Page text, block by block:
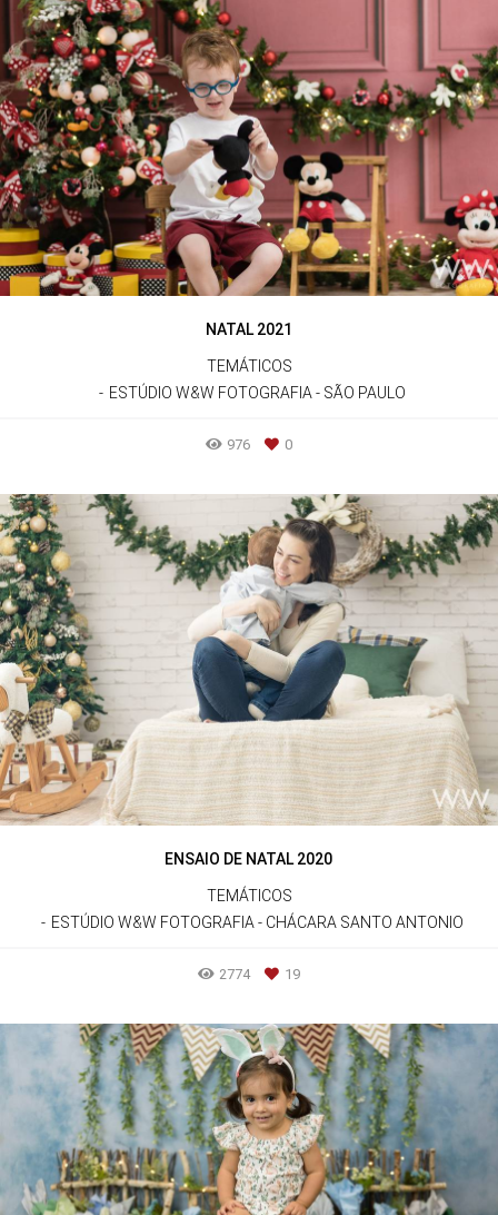
NATAL 2021
TEMÁTICOS
ESTÚDIO W&W FOTOGRAFIA - SÃO PAULO
976 0
ENSAIO DE NATAL 2020
TEMÁTICOS
ESTÚDIO W&W FOTOGRAFIA - CHÁCARA SANTO ANTONIO
2774 19